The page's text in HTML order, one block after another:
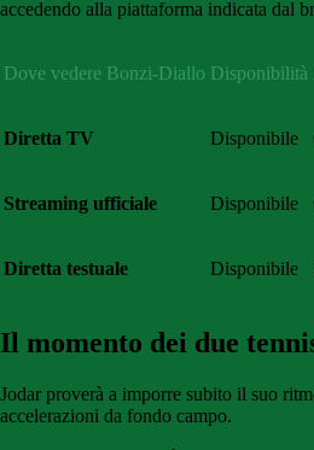
accedendo alla piattaforma indicata dal
Dove vedere Bonzi-Diallo Disponibilità
Diretta TV Disponibile
Streaming ufficiale Disponibile
Diretta testuale Disponibile
Il momento dei due
Jodar proverà a imporre subito il suo
accelerazioni da fondo campo.